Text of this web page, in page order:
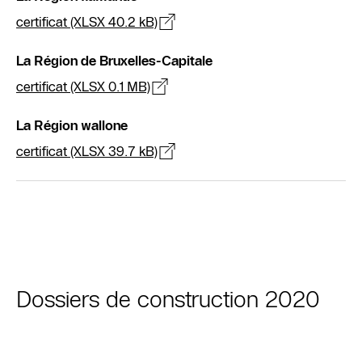
certificat (XLSX 40.2 kB)
La Région de Bruxelles-Capitale
certificat (XLSX 0.1 MB)
La Région wallone
certificat (XLSX 39.7 kB)
Dossiers de construction 2020